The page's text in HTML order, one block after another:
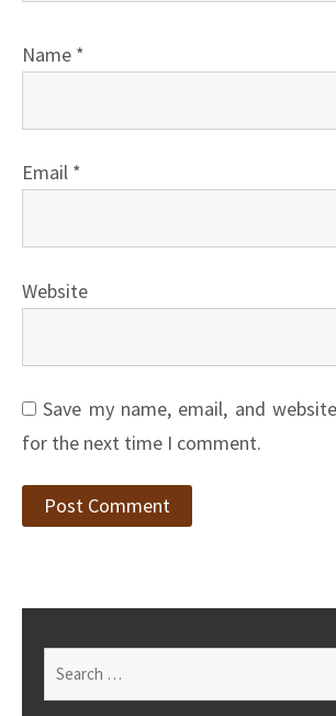
Name *
Email *
Website
Save my name, email, and
for the next time I comment.
for: